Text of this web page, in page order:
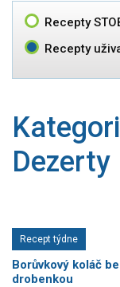
Saláty
Dezerty
Nápoje
Dětské recepty
GLP-1 recepty
Recepty
Recepty
Dezerty
Recept týdne
Borůvkový koláč
drobenkou